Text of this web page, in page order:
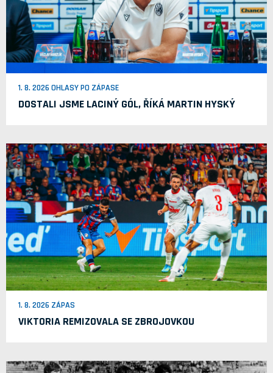
1. 8. 2026 OHLASY PO ZÁPASE
DOSTALI JSME LACINÝ GÓL, ŘÍKÁ MARTIN HYSKÝ
1. 8. 2026 ZÁPAS
VIKTORIA REMIZOVALA SE ZBROJOVKOU